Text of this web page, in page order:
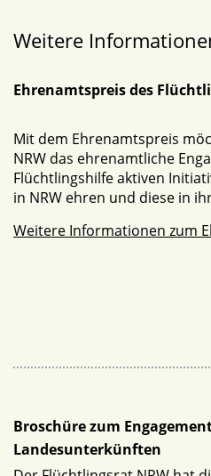
Weitere
Ehrenamtspreis des
Mit dem Ehrenamtspreis
NRW das ehrenamtliche
Flüchtlingshilfe aktiven
in NRW ehren und diese in
Weitere Informationen zum
Broschüre zum
Landesunterkünften